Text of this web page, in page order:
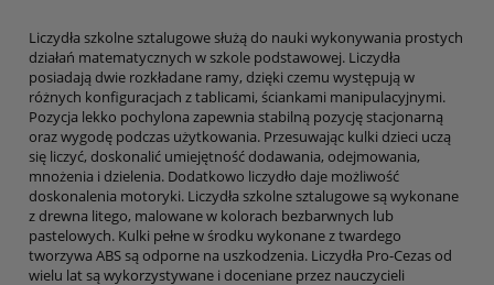
Liczydła szkolne sztalugowe służą do nauki wykonywania prostych
działań matematycznych w szkole podstawowej. Liczydła
posiadają dwie rozkładane ramy, dzięki czemu występują w
różnych konfiguracjach z tablicami, ściankami manipulacyjnymi.
Pozycja lekko pochylona zapewnia stabilną pozycję stacjonarną
oraz wygodę podczas użytkowania. Przesuwając kulki dzieci uczą
się liczyć, doskonalić umiejętność dodawania, odejmowania,
mnożenia i dzielenia. Dodatkowo liczydło daje możliwość
doskonalenia motoryki. Liczydła szkolne sztalugowe są wykonane
z drewna litego, malowane w kolorach bezbarwnych lub
pastelowych. Kulki pełne w środku wykonane z twardego
tworzywa ABS są odporne na uszkodzenia. Liczydła Pro-Cezas od
wielu lat są wykorzystywane i doceniane przez nauczycieli